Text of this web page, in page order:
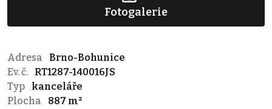
Fotogalerie
Adresa
Brno-Bohunice
Ev. č.
RT1287-140016JS
Typ
kanceláře
Plocha
887 m²